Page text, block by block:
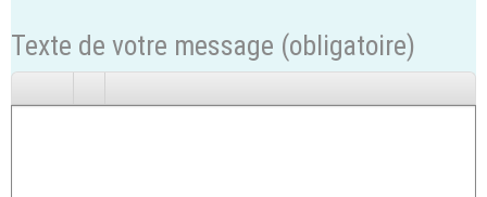
Texte de votre message (obligatoire)